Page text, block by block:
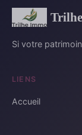
Si votre
LIENS
Accueil